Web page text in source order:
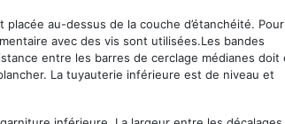
au-dessus de la couche d’étanchéité.
avec des vis sont utilisées.Les bandes
entre les barres de cerclage médianes doit
La tuyauterie inférieure est de niveau et